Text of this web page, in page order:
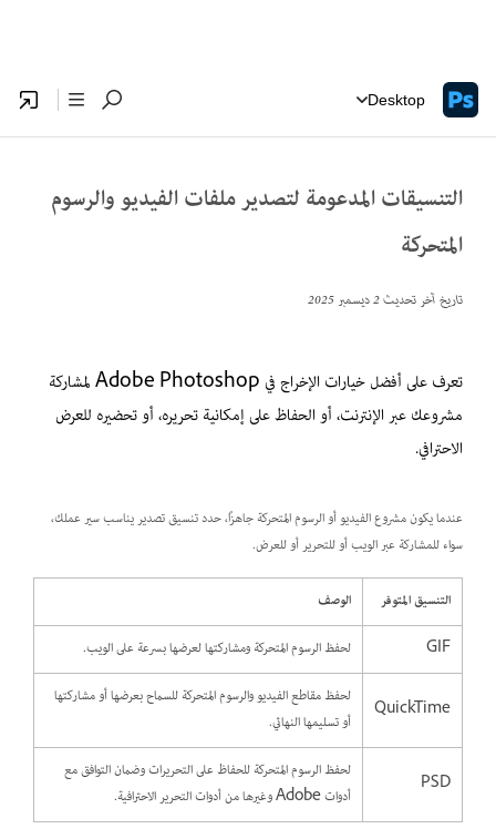
Desktop
التنسيقات المدعومة لتصدير ملفات الفيديو والرسوم
المتحركة
تاريخ آخر تحديث2 ديسمبر 2025
تعرف على أفضل خيارات الإخراج في Adobe Photoshop لمشاركة
مشروعك عبر الإنترنت، أو الحفاظ على إمكانية تحريره، أو تحضيره للعرض
الاحترافي.
عندما يكون مشروع الفيديو أو الرسوم المتحركة جاهزًا، حدد تنسيق تصدير يناسب سير عملك،
سواء للمشاركة عبر الويب أو للتحرير أو للعرض.
التنسيق المتوفر
الوصف
GIF
لحفظ الرسوم المتحركة ومشاركتها لعرضها بسرعة على الويب.
QuickTime
لحفظ مقاطع الفيديو والرسوم المتحركة للسماح بعرضها أو مشاركتها
أو تسليمها النهائي.
PSD
لحفظ الرسوم المتحركة للحفاظ على التحريرات وضمان التوافق مع
أدوات Adobe وغيرها من أدوات التحرير الاحترافية.